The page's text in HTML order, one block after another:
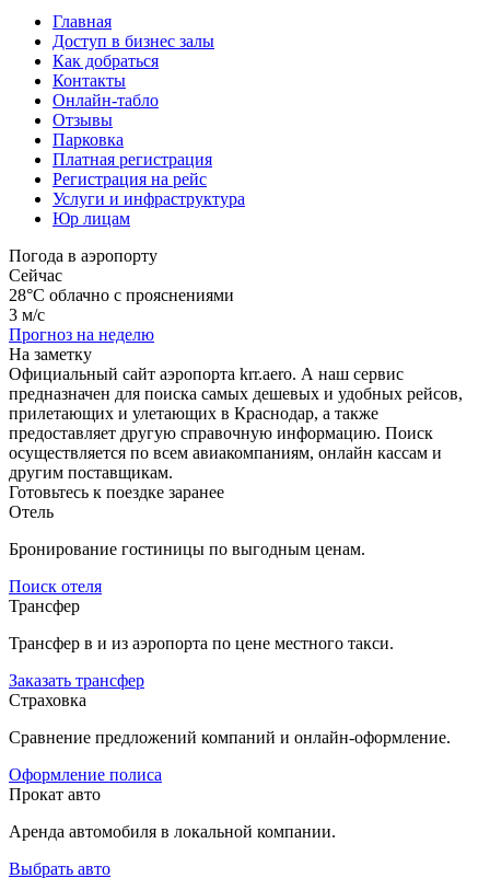
Главная
Доступ в бизнес залы
Как добраться
Контакты
Онлайн-табло
Отзывы
Парковка
Платная регистрация
Регистрация на рейс
Услуги и инфраструктура
Юр лицам
Погода в аэропорту
Сейчас
28°C облачно с прояснениями
3 м/с
Прогноз на неделю
На заметку
Официальный сайт аэропорта krr.aero. А наш сервис
предназначен для поиска самых дешевых и удобных рейсов,
прилетающих и улетающих в Краснодар, а также
предоставляет другую справочную информацию. Поиск
осуществляется по всем авиакомпаниям, онлайн кассам и
другим поставщикам.
Готовьтесь к поездке заранее
Отель
Бронирование гостиницы по выгодным ценам.
Поиск отеля
Трансфер
Трансфер в и из аэропорта по цене местного такси.
Заказать трансфер
Страховка
Сравнение предложений компаний и онлайн-оформление.
Оформление полиса
Прокат авто
Аренда автомобиля в локальной компании.
Выбрать авто